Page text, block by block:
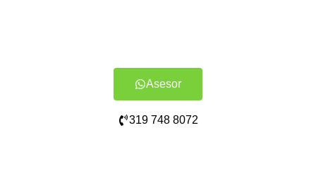
Asesor
319 748 8072